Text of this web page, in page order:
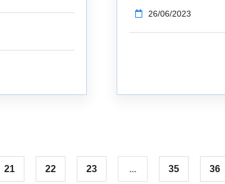
26/06/2023
21 22 23 ... 35 36